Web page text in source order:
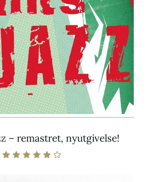
– remastret, nyutgivelse!